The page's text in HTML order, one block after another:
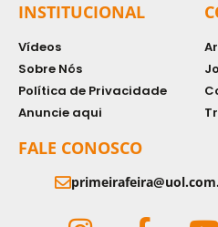
INSTITUCIONAL
Vídeos
Sobre Nós
Política de Privacidade
Anuncie aqui
FALE CONOSCO